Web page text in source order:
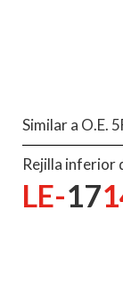
Similar a O.E.
Rejilla inferior
LE-17